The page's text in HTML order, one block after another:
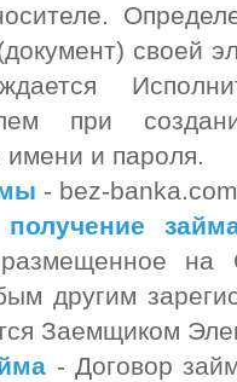
своей
при
имени и пароля.
- bez-
на
другим
Заемщиком
- Договор